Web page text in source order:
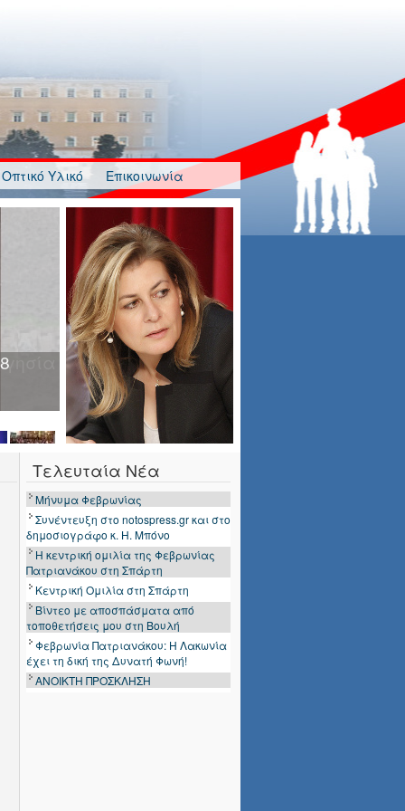
Οπτικό Υλικό
Επικοινωνία
Τελευταία Νέα
Μήνυμα Φεβρωνίας
Συνέντευξη στο notospress.gr και στο
δημοσιογράφο κ. Η. Μπόνο
Η κεντρική ομιλία της Φεβρωνίας
Πατριανάκου στη Σπάρτη
Κεντρική Ομιλία στη Σπάρτη
Βίντεο με αποσπάσματα από
τοποθετήσεις μου στη Βουλή
Φεβρωνία Πατριανάκου: Η Λακωνία
έχει τη δική της Δυνατή Φωνή!
ΑΝΟΙΚΤΗ ΠΡΟΣΚΛΗΣΗ